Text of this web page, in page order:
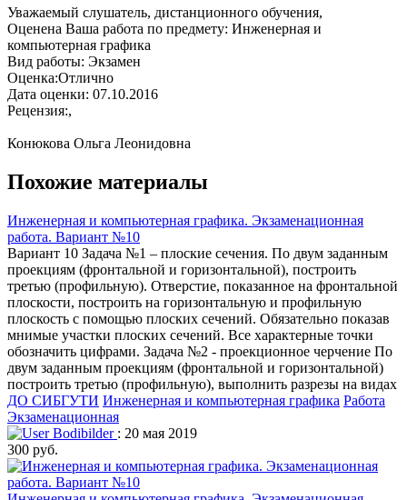
Уважаемый слушатель, дистанционного обучения,
Оценена Ваша работа по предмету: Инженерная и
компьютерная графика
Вид работы: Экзамен
Оценка:Отлично
Дата оценки: 07.10.2016
Рецензия:,
Конюкова Ольга Леонидовна
Похожие материалы
Инженерная и компьютерная графика. Экзаменационная
работа. Вариант №10
Вариант 10 Задача №1 – плоские сечения. По двум заданным
проекциям (фронтальной и горизонтальной), построить
третью (профильную). Отверстие, показанное на фронтальной
плоскости, построить на горизонтальную и профильную
плоскость с помощью плоских сечений. Обязательно показав
мнимые участки плоских сечений. Все характерные точки
обозначить цифрами. Задача №2 - проекционное черчение По
двум заданным проекциям (фронтальной и горизонтальной)
построить третью (профильную), выполнить разрезы на видах
ДО СИБГУТИ Инженерная и компьютерная графика Работа
Экзаменационная
Bodibilder : 20 мая 2019
300 руб.